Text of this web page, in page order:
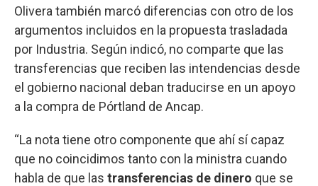
Olivera también marcó diferencias con otro de los
argumentos incluidos en la propuesta trasladada
por Industria. Según indicó, no comparte que las
transferencias que reciben las intendencias desde
el gobierno nacional deban traducirse en un apoyo
a la compra de Pórtland de Ancap.
“La nota tiene otro componente que ahí sí capaz
que no coincidimos tanto con la ministra cuando
habla de que las transferencias de dinero que se